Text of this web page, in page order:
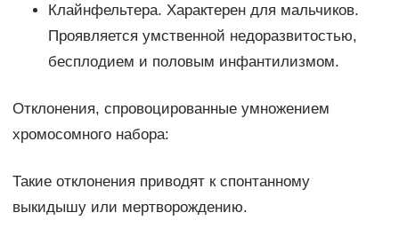
Клайнфельтера. Характерен для мальчиков.
Проявляется умственной недоразвитостью,
бесплодием и половым инфантилизмом.
Отклонения, спровоцированные умножением
хромосомного набора:
Такие отклонения приводят к спонтанному
выкидышу или мертворождению.